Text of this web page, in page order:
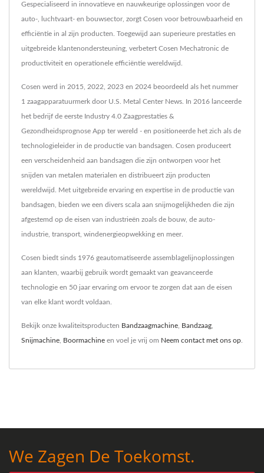
Gespecialiseerd in innovatieve en nauwkeurige oplossingen voor de
auto-, luchtvaart- en bouwsector, zorgt Cosen voor betrouwbaarheid en
efficiëntie in al zijn producten. Toegewijd aan superieure prestaties en
uitgebreide klantenondersteuning, verbetert Cosen Mechatronic de
productiviteit en operationele efficiëntie wereldwijd.
Cosen werd in 2015, 2022, 2023 en 2024 beoordeeld als het nummer
1 zaagapparatuurmerk door U.S. Metal Center News. In 2016 lanceerde
het bedrijf de eerste Industry 4.0 Zaagprestaties &
Gezondheidsprognose App ter wereld - en positioneerde het zich als de
technologieleider in de productie van bandsagen. Cosen produceert
een verscheidenheid aan bandsagen die zijn ontworpen voor het
snijden van metalen materialen en distribueert zijn producten
wereldwijd. Met uitgebreide ervaring en expertise in de productie van
bandsagen, bieden we een divers scala aan snijmogelijkheden die zijn
afgestemd op de eisen van industrieën zoals de bouw, de auto-
industrie, transport, windenergieopwekking en meer.
Cosen biedt sinds 1976 geautomatiseerde assemblagelijnoplossingen
aan klanten, waarbij gebruik wordt gemaakt van geavanceerde
technologie en 50 jaar ervaring om ervoor te zorgen dat aan de eisen
van elke klant wordt voldaan.
Bekijk onze kwaliteitsproducten Bandzaagmachine Bandzaag
Snijmachine Boormachine en voel je vrij om Neem contact met ons op
We Zagen De Toekomst.